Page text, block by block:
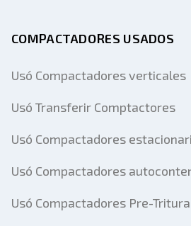
COMPACTADORES USADOS
Usó Compactadores verticales
Usó Transferir Comptactores
Usó Compactadores
Usó Compactadores
Usó Compactadores Pre-